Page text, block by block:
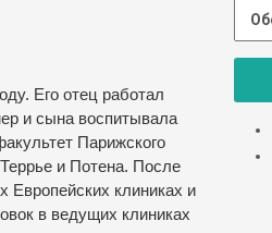
Его отец работал
и сына воспитывала
Парижского
и Потена. После
Европейских клиниках и
в ведущих клиниках